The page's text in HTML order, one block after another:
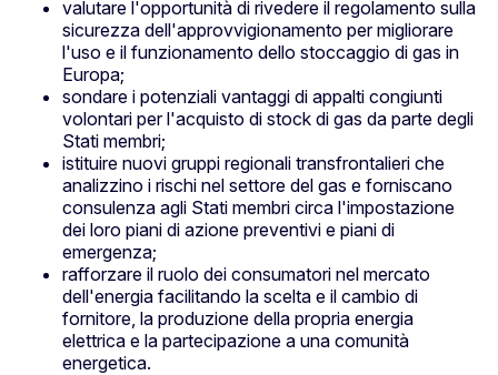
valutare l'opportunità di rivedere il regolamento sulla
sicurezza dell'approvvigionamento per migliorare
l'uso e il funzionamento dello stoccaggio di gas in
Europa;
sondare i potenziali vantaggi di appalti congiunti
volontari per l'acquisto di stock di gas da parte degli
Stati membri;
istituire nuovi gruppi regionali transfrontalieri che
analizzino i rischi nel settore del gas e forniscano
consulenza agli Stati membri circa l'impostazione
dei loro piani di azione preventivi e piani di
emergenza;
rafforzare il ruolo dei consumatori nel mercato
dell'energia facilitando la scelta e il cambio di
fornitore, la produzione della propria energia
elettrica e la partecipazione a una comunità
energetica.